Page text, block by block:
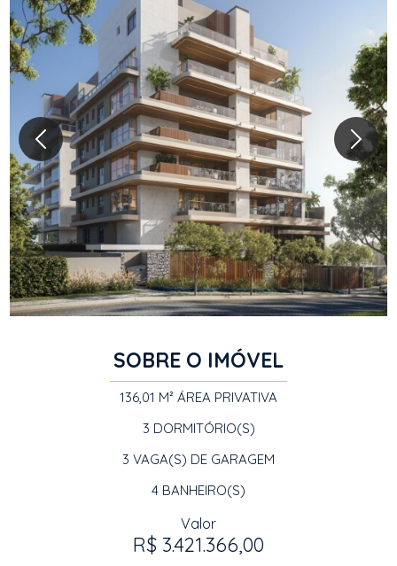
SOBRE O IMÓVEL
136,01 M² ÁREA PRIVATIVA
3 DORMITÓRIO(S)
3 VAGA(S) DE GARAGEM
4 BANHEIRO(S)
Valor
R$ 3.421.366,00